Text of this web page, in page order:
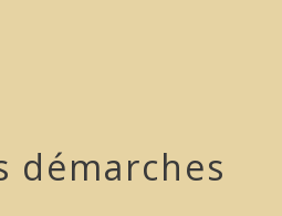
démarches